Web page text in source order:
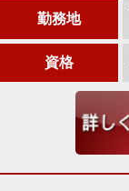
勤務地
資格